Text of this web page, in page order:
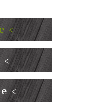
<
<
<